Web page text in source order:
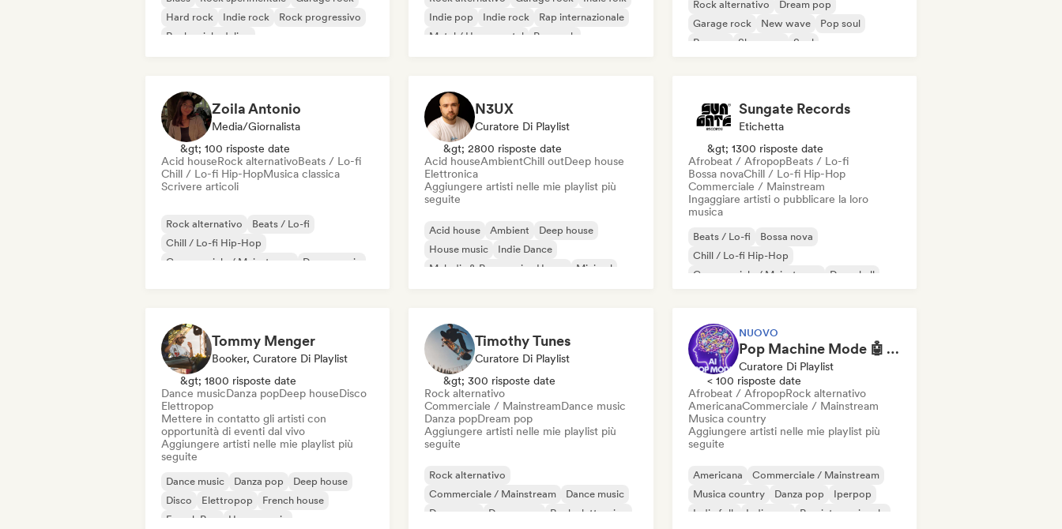
Hard rock
Indie rock
Rock progressivo
Rock psichedelico
Indie pop
Indie rock
Rap internazionale
Metal / Heavy metal
Pop rock
Rock alternativo
Dream pop
Garage rock
New wave
Pop soul
Reggae
Shoegaze Soul
Zoila Antonio
Media/Giornalista
&gt; 100 risposte date
Acid houseRock alternativoBeats / Lo-fi
Chill / Lo-fi Hip-HopMusica classica
Scrivere articoli
Rock alternativo
Beats / Lo-fi
Chill / Lo-fi Hip-Hop
Commerciale / Mainstream
Dance music
N3UX
Curatore Di Playlist
&gt; 2800 risposte date
Acid houseAmbientChill outDeep house
Elettronica
Aggiungere artisti nelle mie playlist più
seguite
Acid house Ambient
Deep house
House music
Indie Dance
Melodic & Progressive House
Minimal
Sungate Records
Etichetta
&gt; 1300 risposte date
Afrobeat / AfropopBeats / Lo-fi
Bossa novaChill / Lo-fi Hip-Hop
Commerciale / Mainstream
Ingaggiare artisti o pubblicare la loro
musica
Beats / Lo-fi
Bossa nova
Chill / Lo-fi Hip-Hop
Commerciale / Mainstream
Dancehall
Tommy Menger
Booker, Curatore Di Playlist
&gt; 1800 risposte date
Dance musicDanza popDeep houseDisco
Elettropop
Mettere in contatto gli artisti con
opportunità di eventi dal vivo
Aggiungere artisti nelle mie playlist più
seguite
Dance music Danza pop
Deep house
Disco
Elettropop
French house
French Pop
House music
Timothy Tunes
Curatore Di Playlist
&gt; 300 risposte date
Rock alternativo
Commerciale / MainstreamDance music
Danza popDream pop
Aggiungere artisti nelle mie playlist più
seguite
Rock alternativo
Commerciale / Mainstream
Dance music
Danza pop
Dream pop
Rock elettronico
NUOVO
Pop Machine Mode 🤖 AI Music, Indie Pop & Dream Pop
Curatore Di Playlist
< 100 risposte date
Afrobeat / AfropopRock alternativo
AmericanaCommerciale / Mainstream
Musica country
Aggiungere artisti nelle mie playlist più
seguite
Americana
Commerciale / Mainstream
Musica country
Danza pop
Iperpop
Indie folk
Indie pop Pop internazionale